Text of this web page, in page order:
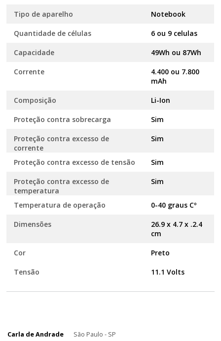
Tipo de aparelho Notebook
Quantidade de células 6 ou 9 celulas
Capacidade 49Wh ou 87Wh
Corrente
4.400 ou 7.800
mAh
Composição Li-Ion
Proteção contra sobrecarga Sim
Proteção contra excesso de
corrente
Sim
Proteção contra excesso de tensão Sim
Proteção contra excesso de
temperatura
Sim
Temperatura de operação 0-40 graus Cº
Dimensões
26.9 x 4.7 x .2.4
cm
Cor Preto
Tensão 11.1 Volts
Carla de Andrade São Paulo - SP